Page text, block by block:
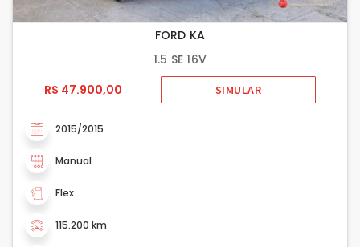
FORD KA
1.5 SE 16V
R$ 47.900,00
SIMULAR
2015/2015
Manual
Flex
115.200 km